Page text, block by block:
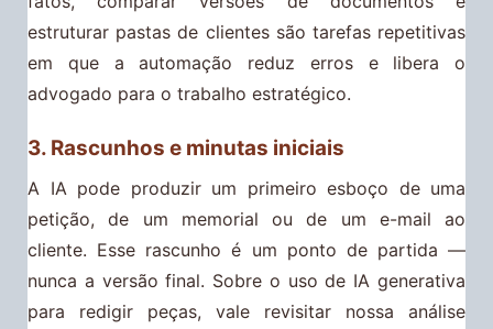
estruturar pastas de clientes são tarefas repetitivas
em que a automação reduz erros e libera o
advogado para o trabalho estratégico.
3. Rascunhos e minutas iniciais
A IA pode produzir um primeiro esboço de uma
petição, de um memorial ou de um e-mail ao
cliente. Esse rascunho é um ponto de partida —
nunca a versão final. Sobre o uso de IA generativa
para redigir peças, vale revisitar nossa análise